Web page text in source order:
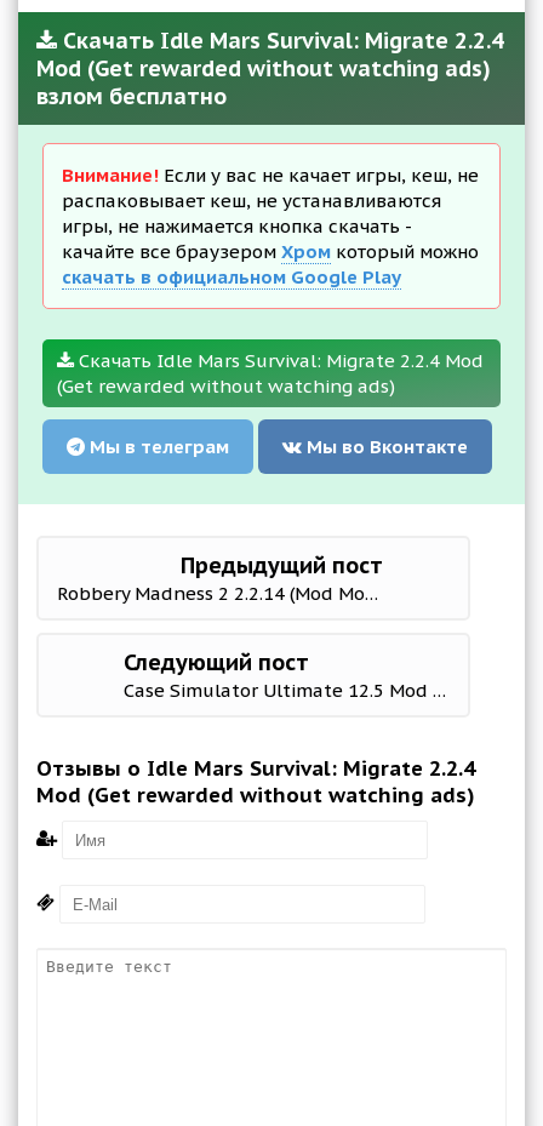
Скачать Idle Mars Survival: Migrate 2.2.4
Mod (Get rewarded without watching ads)
взлом бесплатно
Внимание! Если у вас не качает игры, кеш, не
распаковывает кеш, не устанавливаются
игры, не нажимается кнопка скачать -
качайте все браузером Хром который можно
скачать в официальном Google Play
Скачать Idle Mars Survival: Migrate 2.2.4 Mod
(Get rewarded without watching ads)
Мы в телеграм Мы во Вконтакте
Предыдущий пост
Robbery Madness 2 2.2.14 (Mod Money)
Следующий пост
Case Simulator Ultimate 12.5 Mod (Free Shopping)
Отзывы о Idle Mars Survival: Migrate 2.2.4
Mod (Get rewarded without watching ads)